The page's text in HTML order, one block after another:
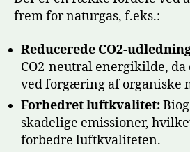
frem for naturgas, f.eks.:
Reducerede CO2-
CO2-neutral energikilde, da
ved forgæring af organiske
Forbedret luftkvalitet:
skadelige emissioner,
forbedre luftkvaliteten.